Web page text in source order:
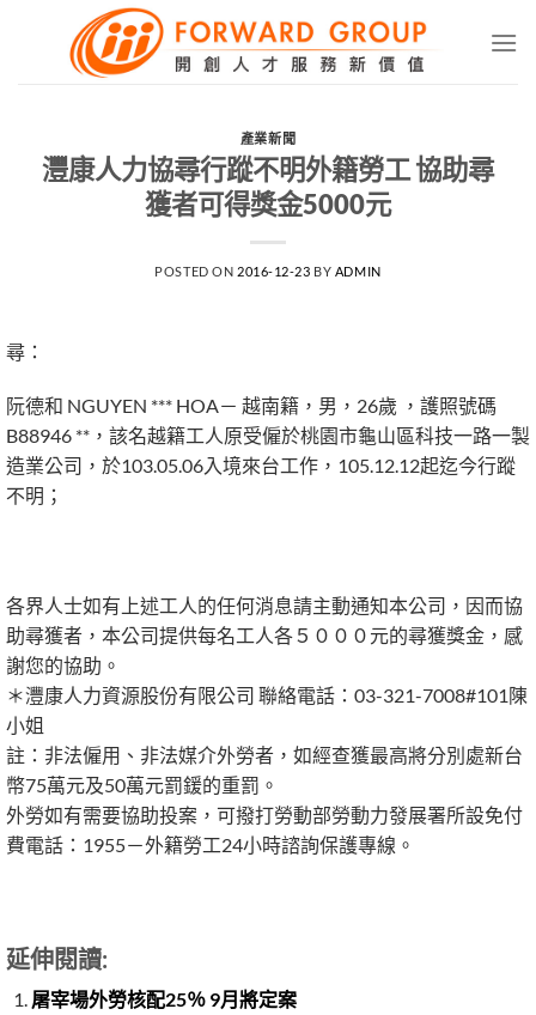
產業新聞
灃康人力協尋行蹤不明外籍勞工 協助尋
獲者可得獎金5000元
POSTED ON 2016-12-23 BY ADMIN
尋：
阮德和 NGUYEN *** HOA－ 越南籍，男，26歲 ，護照號碼
B88946 **，該名越籍工人原受僱於桃園市龜山區科技一路一製
造業公司，於103.05.06入境來台工作，105.12.12起迄今行蹤
不明；
各界人士如有上述工人的任何消息請主動通知本公司，因而協
助尋獲者，本公司提供每名工人各５０００元的尋獲獎金，感
謝您的協助。
＊灃康人力資源股份有限公司 聯絡電話：03-321-7008#101陳
小姐
註：非法僱用、非法媒介外勞者，如經查獲最高將分別處新台
幣75萬元及50萬元罰鍰的重罰。
外勞如有需要協助投案，可撥打勞動部勞動力發展署所設免付
費電話：1955－外籍勞工24小時諮詢保護專線。
延伸閱讀:
屠宰場外勞核配25％ 9月將定案